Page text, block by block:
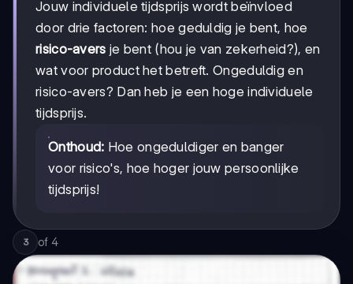
Jouw individuele tijdsprijs wordt beïnvloed
door drie factoren: hoe geduldig je bent, hoe
risico-avers je bent (hou je van zekerheid?), en
wat voor product het betreft. Ongeduldig en
risico-avers? Dan heb je een hoge individuele
tijdsprijs.
Onthoud: Hoe ongeduldiger en banger
voor risico's, hoe hoger jouw persoonlijke
tijdsprijs!
3 of 4